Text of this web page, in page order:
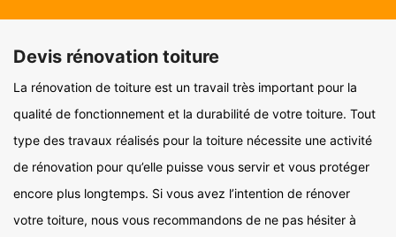
Devis rénovation toiture
La rénovation de toiture est un travail très important pour la
qualité de fonctionnement et la durabilité de votre toiture. Tout
type des travaux réalisés pour la toiture nécessite une activité
de rénovation pour qu’elle puisse vous servir et vous protéger
encore plus longtemps. Si vous avez l’intention de rénover
votre toiture, nous vous recommandons de ne pas hésiter à